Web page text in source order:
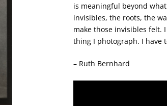
is meaningful beyond
invisibles, the roots, the
make those invisibles felt.
thing I photograph. I have
– Ruth Bernhard